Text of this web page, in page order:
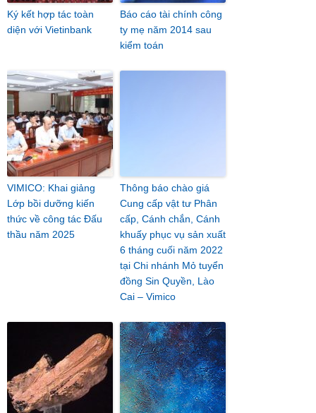
Ký kết hợp tác toàn
diện với Vietinbank
Báo cáo tài chính công
ty mẹ năm 2014 sau
kiểm toán
VIMICO: Khai giảng
Lớp bồi dưỡng kiến
thức về công tác Đấu
thầu năm 2025
Thông báo chào giá
Cung cấp vật tư Phân
cấp, Cánh chắn, Cánh
khuấy phục vụ sản xuất
6 tháng cuối năm 2022
tại Chi nhánh Mỏ tuyển
đồng Sin Quyền, Lào
Cai – Vimico